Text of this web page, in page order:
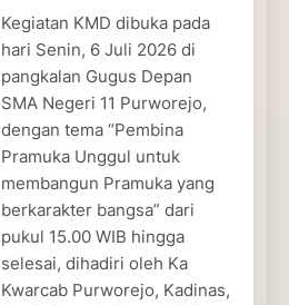
Kegiatan KMD dibuka pada
hari Senin, 6 Juli 2026 di
pangkalan Gugus Depan
SMA Negeri 11 Purworejo,
dengan tema “Pembina
Pramuka Unggul untuk
membangun Pramuka yang
berkarakter bangsa” dari
pukul 15.00 WIB hingga
selesai, dihadiri oleh Ka
Kwarcab Purworejo, Kadinas,